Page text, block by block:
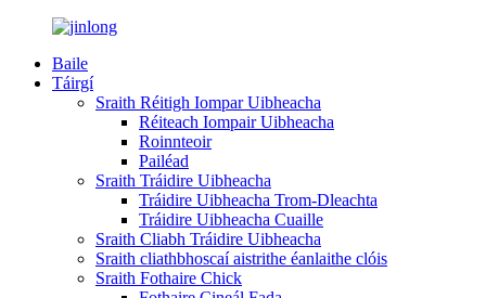
Baile
Táirgí
Sraith Réitigh Iompar Uibheacha
Réiteach Iompair Uibheacha
Roinnteoir
Pailéad
Sraith Tráidire Uibheacha
Tráidire Uibheacha Trom-Dleachta
Tráidire Uibheacha Cuaille
Sraith Cliabh Tráidire Uibheacha
Sraith cliathbhoscaí aistrithe éanlaithe clóis
Sraith Fothaire Chick